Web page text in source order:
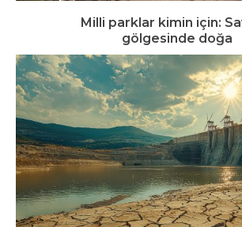
Milli parklar kimin için:
gölgesinde doğa